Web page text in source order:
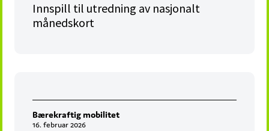
Innspill til utredning av nasjonalt
månedskort
Bærekraftig mobilitet
16. februar 2026